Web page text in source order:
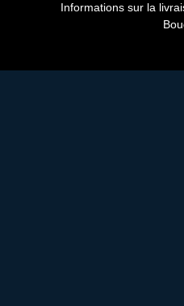
Informations sur la